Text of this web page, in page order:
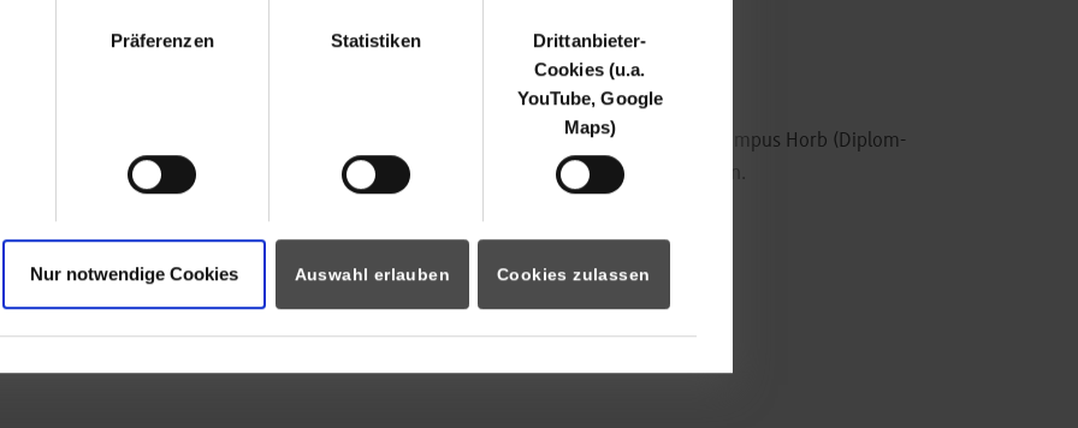
Präferenzen Statistiken
Drittanbieter-
Cookies (u.a.
YouTube, Google
Maps)
Nur notwendige Cookies Auswahl erlauben Cookies zulassen
Zeugnissen und anderen
gegangenen Abschlussdokumenten der Berufsakademie bzw. DHBW Stuttgart Campus Horb (Diplom-
Diploma Supplement, Transcript of Records/Notenbescheinigung) erstellt werden.
folgenden Angaben an Ihr zuständiges Studierendensekretariat.
ist